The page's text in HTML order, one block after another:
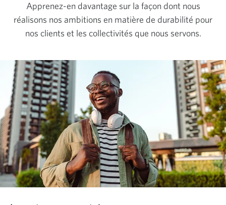
Apprenez-en davantage sur la façon dont nous
réalisons nos ambitions en matière de durabilité pour
nos clients et les collectivités que nous servons.